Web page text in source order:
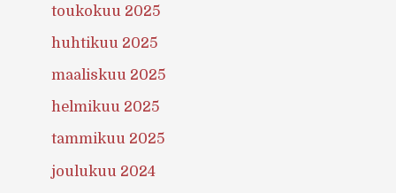
toukokuu 2025
huhtikuu 2025
maaliskuu 2025
helmikuu 2025
tammikuu 2025
joulukuu 2024